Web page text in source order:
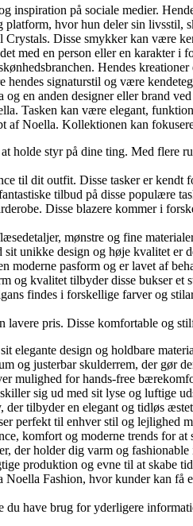
på sociale medier.
hvor hun deler sin livsstil,
Disse smykker kan være
med en person eller en karakter i
Hendes
signaturstil og være
anden designer eller brand
Tasken kan være elegant,
Noella. Kollektionen kan
styr på dine ting. Med flere
til dit outfit. Disse tasker er kendt
tilbud på disse populære
Disse blazere kommer i
mønstre og fine
unikke design og høje kvalitet er
pasform og er lavet af
og kvalitet tilbyder disse bukser
findes i forskellige farver og
pris. Disse komfortable og
elegante design og holdbare
og justerbar skulderrem, der gør
mulighed for hands-free
sig ud med sit lyse og luftige
tilbyder en elegant og tidløs
perfekt til enhver stil og lejlighed
komfort og moderne trends for
der holder dig varm og fashionable
produktion og evne til at skabe
Fashion, hvor kunder kan få
du have brug for yderligere